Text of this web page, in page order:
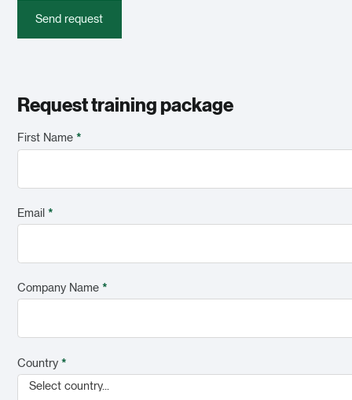
Send request
Request training package
First Name *
Email *
Company Name *
Country *
Select country...